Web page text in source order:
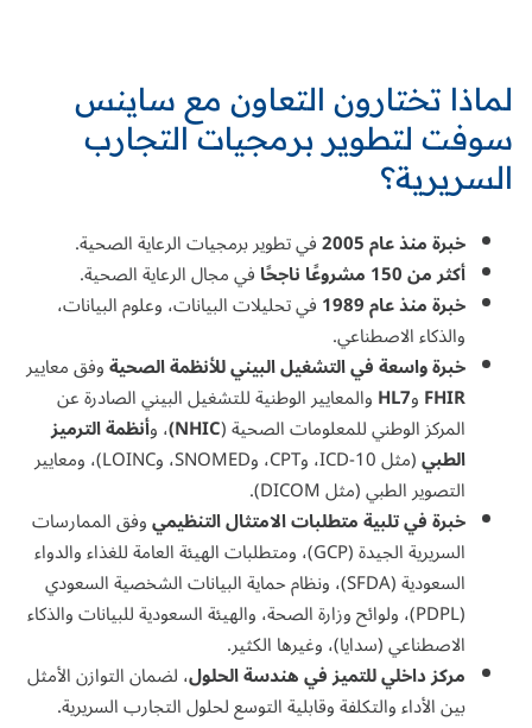
لماذا تختارون التعاون مع ساينس
سوفت لتطوير برمجيات التجارب
السريرية؟
خبرة منذ عام 2005 فيتطوير برمجيات الرعاية الصحية.
أكثر من 150 مشروعًا ناجحًا
في مجال الرعاية الصحية.
خبرة منذ عام 1989
فيتحليلات البيانات، وعلوم البيانات،
والذكاء الاصطناعي.
خبرة واسعة في التشغيل البينيللأنظمة الصحيةوفق معايير
FHIRوHL7والمعايير الوطنية للتشغيل البيني الصادرة عن
المركز الوطني للمعلومات الصحية (NHIC) ، وأنظمة الترميز
الطبي
(مثل ICD-10، وCPT، وSNOMED، وLOINC)، ومعايير
التصوير الطبي (مثل DICOM).
خبرة في تلبية متطلبات الامتثال التنظيميوفق الممارسات
السريرية الجيدة (GCP)، ومتطلبات الهيئة العامة للغذاء والدواء
السعودية (SFDA)، ونظام حماية البيانات الشخصية السعودي
(PDPL)، ولوائح وزارة الصحة، والهيئة السعودية للبيانات والذكاء
الاصطناعي (سدايا)، وغيرها الكثير.
مركز داخلي للتميز في هندسة الحلول، لضمان التوازن الأمثل
بين الأداء والتكلفة وقابلية التوسع لحلول التجارب السريرية.